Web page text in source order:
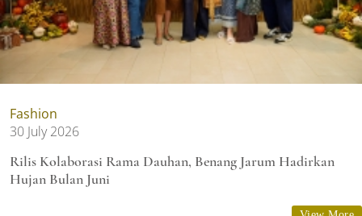
Fashion
30 July 2026
Rilis Kolaborasi Rama Dauhan, Benang Jarum Hadirkan
Hujan Bulan Juni